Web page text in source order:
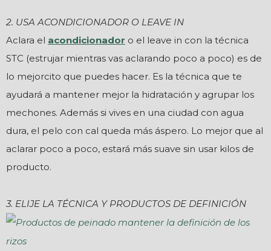
2. USA ACONDICIONADOR O LEAVE IN
Aclara el acondicionador o el leave in con la técnica
STC (estrujar mientras vas aclarando poco a poco) es de
lo mejorcito que puedes hacer. Es la técnica que te
ayudará a mantener mejor la hidratación y agrupar los
mechones. Además si vives en una ciudad con agua
dura, el pelo con cal queda más áspero. Lo mejor que al
aclarar poco a poco, estará más suave sin usar kilos de
producto.
3. ELIJE LA TÉCNICA Y PRODUCTOS DE DEFINICIÓN